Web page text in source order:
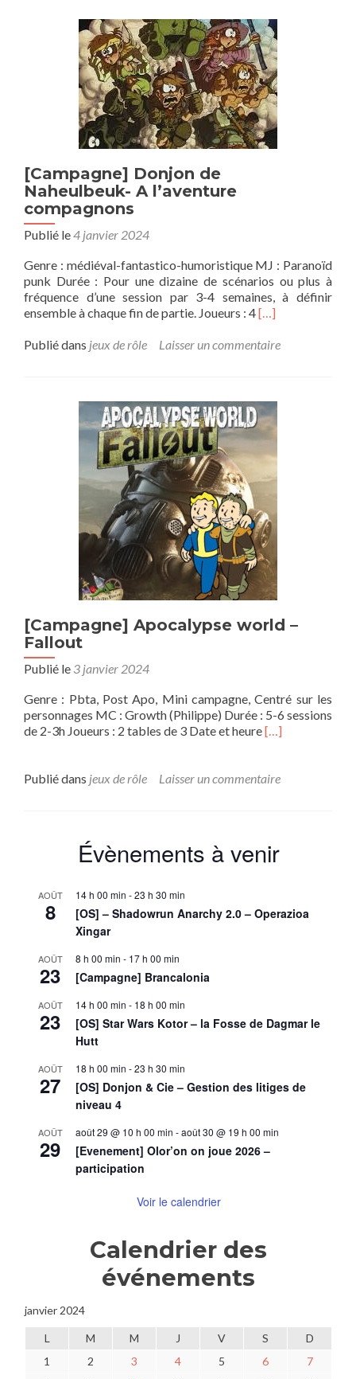
la
recherche
de
la
cité
perdue
de
Huitzilopochtli
(session2)
[Campagne] Donjon de
Naheulbeuk- A l’aventure
compagnons
Publié le4 janvier 2024
Genre : médiéval-fantastico-humoristique MJ : Paranoïd
punk Durée : Pour une dizaine de scénarios ou plus à
fréquence d’une session par 3-4 semaines, à définir
ensemble à chaque fin de partie. Joueurs : 4En
plus
Naheulbeuk-
A
l’aventure
compagnons
[…]
Publié dans jeux de rôle Laisser un commentaire
[Campagne] Apocalypse world –
Fallout
Publié le 3 janvier 2024
Genre : Pbta, Post Apo, Mini campagne, Centré sur les
personnages MC : Growth (Philippe) Durée : 5-6 sessions
de 2-3h Joueurs : 2 tables de 3 Date et heureEn
sur[Campagne]
[…]
Publié dans jeux de rôle Laisser un commentaire
Évènements à venir
AOÛT
8
14 h 00 min -23 h 30 min
[OS] – Shadowrun Anarchy 2.0 – Operazioa
Xingar
AOÛT
23
8 h 00 min - 17 h 00 min
[Campagne] Brancalonia
AOÛT
23
14 h 00 min - 18 h 00 min
[OS] Star Wars Kotor – la Fosse de Dagmar le
Hutt
AOÛT
27
18 h 00 min -23 h 30 min
[OS] Donjon & Cie – Gestion des litiges de
niveau 4
AOÛT
29
août 29 @ 10 h 00 min -août 30 @ 19 h 00 min
[Evenement] Olor’on on joue 2026 –
participation
Voir le calendrier
Calendrier des
événements
janvier 2024
L M M J V S
D
1
2 3 4 5 6
7